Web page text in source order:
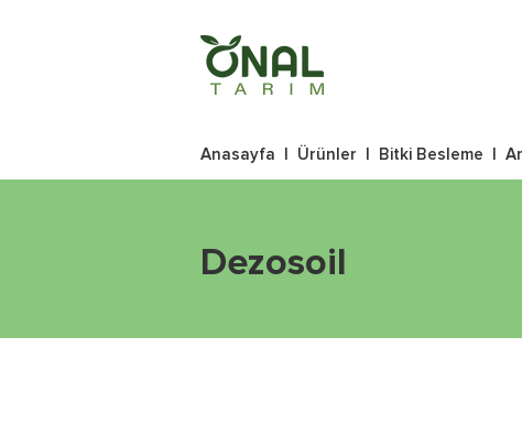
Anasayfa Ürünler Bitki Besleme
Dezosoil